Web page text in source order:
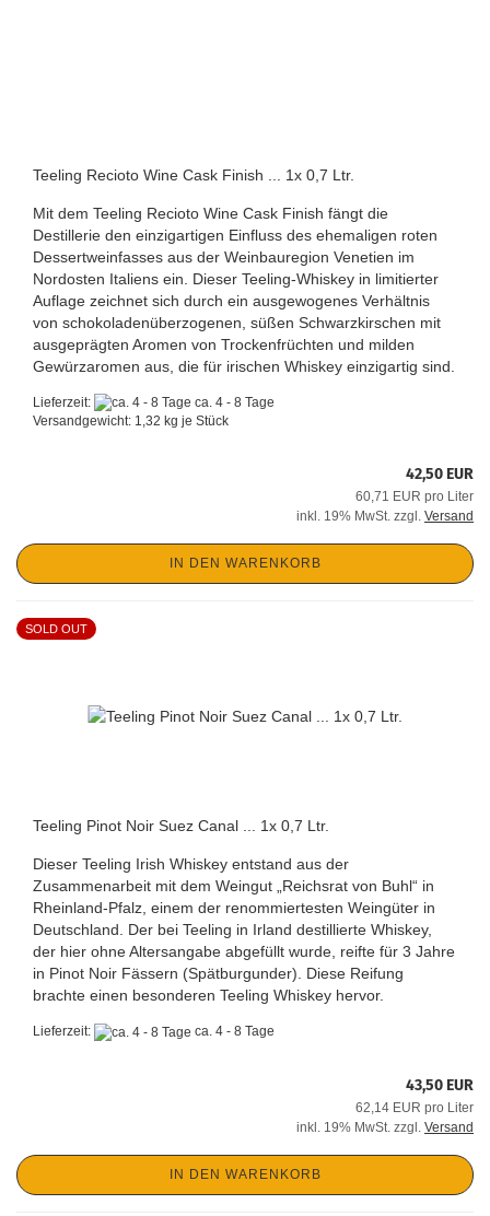
Teeling Recioto Wine Cask Finish ... 1x 0,7 Ltr.
Mit dem Teeling Recioto Wine Cask Finish fängt die
Destillerie den einzigartigen Einfluss des ehemaligen roten
Dessertweinfasses aus der Weinbauregion Venetien im
Nordosten Italiens ein. Dieser Teeling-Whiskey in limitierter
Auflage zeichnet sich durch ein ausgewogenes Verhältnis
von schokoladenüberzogenen, süßen Schwarzkirschen mit
ausgeprägten Aromen von Trockenfrüchten und milden
Gewürzaromen aus, die für irischen Whiskey einzigartig sind.
Lieferzeit:
ca. 4 - 8 Tage
Versandgewicht: 1,32 kg je Stück
42,50 EUR
60,71 EUR pro Liter
inkl. 19% MwSt. zzgl. Versand
IN DEN WARENKORB
SOLD OUT
Teeling Pinot Noir Suez Canal ... 1x 0,7 Ltr.
Dieser Teeling Irish Whiskey entstand aus der
Zusammenarbeit mit dem Weingut „Reichsrat von Buhl“ in
Rheinland-Pfalz, einem der renommiertesten Weingüter in
Deutschland. Der bei Teeling in Irland destillierte Whiskey,
der hier ohne Altersangabe abgefüllt wurde, reifte für 3 Jahre
in Pinot Noir Fässern (Spätburgunder). Diese Reifung
brachte einen besonderen Teeling Whiskey hervor.
Lieferzeit: ca. 4 - 8 Tage
43,50 EUR
62,14 EUR pro Liter
inkl. 19% MwSt. zzgl. Versand
IN DEN WARENKORB